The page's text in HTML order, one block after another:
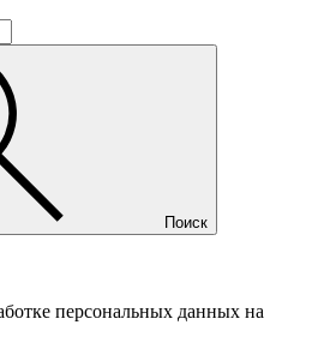
Поиск
персональных данных на